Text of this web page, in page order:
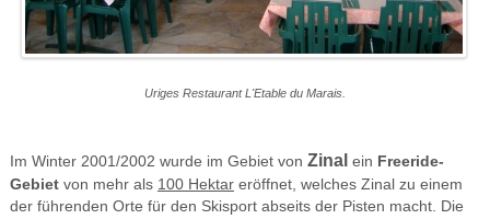
Uriges Restaurant L'Etable du Marais.
Im Winter 2001/2002 wurde im Gebiet von Zinal ein Freeride-
Gebietvon mehr als 100 Hektareröffnet, welches Zinal zu einem
der führenden Orte für den Skisport abseits der Pisten macht. Die